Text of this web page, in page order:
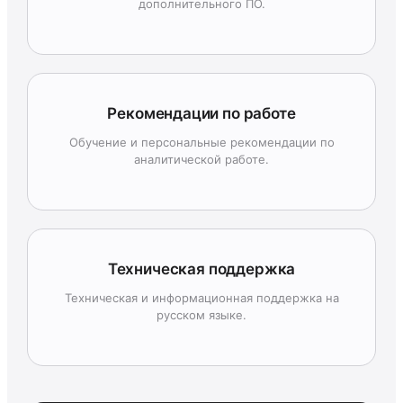
дополнительного ПО.
Рекомендации по работе
Обучение и персональные рекомендации по
аналитической работе.
Техническая поддержка
Техническая и информационная поддержка на
русском языке.